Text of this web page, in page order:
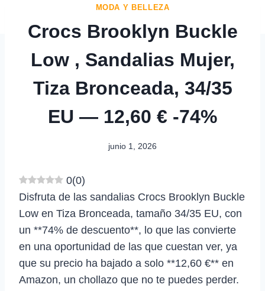
MODA Y BELLEZA
Crocs Brooklyn Buckle
Low , Sandalias Mujer,
Tiza Bronceada, 34/35
EU — 12,60 € -74%
junio 1, 2026
0(0)
Disfruta de las sandalias Crocs Brooklyn Buckle
Low en Tiza Bronceada, tamaño 34/35 EU, con
un **74% de descuento**, lo que las convierte
en una oportunidad de las que cuestan ver, ya
que su precio ha bajado a solo **12,60 €** en
Amazon, un chollazo que no te puedes perder.